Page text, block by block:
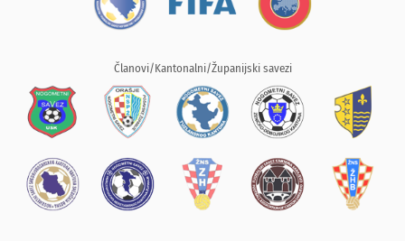
Članovi/Kantonalni/Županijski savezi